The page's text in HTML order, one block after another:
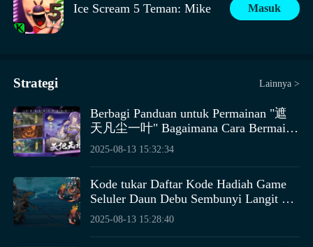
aliran Blok sebagian besar berfokus pada reduksi
untuk menghasilkan output yang lebih tinggi, fokus
utama bakat adalah efek blok, sehingga memiliki
kemampuan bertahan yang lebih tinggi sambil juga
memiliki kemampuan output, daya tarik musuh yang
kuat, dan kerusakan yang cukup tinggi.
Cara bermain Resonansi Bintang Blok sebenarnya, dalam
profesi Pedang Raksasa, kedua aliran memiliki
kemampuan bertahan yang baik, aliran Perisai Batu
Yuki no Kage dalam game Naruto telah selesai, percaya
tentang cara bermain keterampilan ninja ini,
keterampilan karakter ini cukup beragam, dalam
pertarungan bisa dimainkan dengan berbagai cara, efek
berbeda dapat diperoleh melalui kombinasi keterampilan
yang berbeda.
Jika tidak memiliki cara yang efektif untuk menghapus
musuh, maka akan sangat sulit untuk melewati level.
Untuk rekomendasi artefak, yang pertama
direkomendasikan adalah Seruling Tulang Penenang
Dengan demikian, output dari setiap pisau dapur akan
meningkat. Setelah selesai, aliran ini siap digunakan. Saat
menggunakan, cobalah untuk menunggu peluang untuk
penguatan, karena efek sinergi membuat penguatan
sangat bermanfaat. Jadi, jangan sia-siakan kesempatan,
dan dengan penguatan, Anda dapat cepat membentuk
aliran yang kuat dan siap tempur.
Pemilihan peralatan harus fokus pada peningkatan efek
keterampilan berbasis sinar, dengan prioritas pada
peralatan yang dapat meningkatkan faktor kerusakan
sinar, memperpanjang durasi keterampilan, atau
mengurangi konsumsi sumber daya keterampilan.
Ice Scream 5 Teman: Mike Masuk
Strategi Lainnya >
Berbagi Panduan untuk Permainan "遮
天凡尘一叶" Bagaimana Cara Bermain
untuk Pemula di "遮天凡尘一叶"
了原样。如果需要对游戏名称进行意
译，请告知。） Bagi pemula yang
ingin bermain "遮天凡尘一叶", berikut
2025-08-13 15:32:34
Kode tukar Daftar Kode Hadiah Game
Seluler Daun Debu Sembunyi Langit apa
saja? Berikut adalah pembagian Kode
2025-08-13 15:28:40